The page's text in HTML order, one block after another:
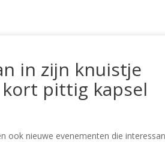
in zijn knuistje
pittig kapsel
ook nieuwe evenementen die